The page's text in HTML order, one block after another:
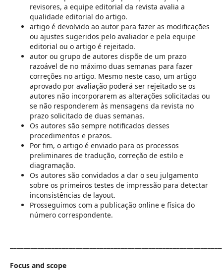
revisores, a equipe editorial da revista avalia a
qualidade editorial do artigo.
artigo é devolvido ao autor para fazer as modificações
ou ajustes sugeridos pelo avaliador e pela equipe
editorial ou o artigo é rejeitado.
autor ou grupo de autores dispõe de um prazo
razoável de no máximo duas semanas para fazer
correções no artigo. Mesmo neste caso, um artigo
aprovado por avaliação poderá ser rejeitado se os
autores não incorporarem as alterações solicitadas ou
se não responderem às mensagens da revista no
prazo solicitado de duas semanas.
Os autores são sempre notificados desses
procedimentos e prazos.
Por fim, o artigo é enviado para os processos
preliminares de tradução, correção de estilo e
diagramação.
Os autores são convidados a dar o seu julgamento
sobre os primeiros testes de impressão para detectar
inconsistências de layout.
Prosseguimos com a publicação online e física do
número correspondente.
Focus and scope